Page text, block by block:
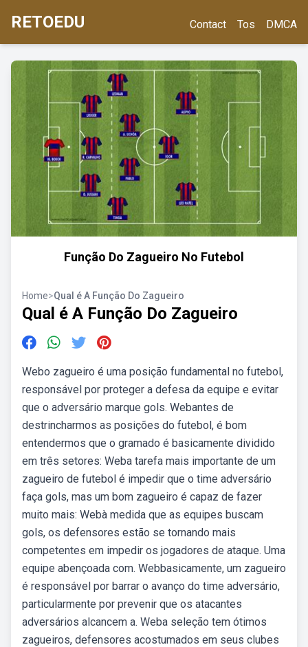
RETOEDU Contact Tos DMCA
Função Do Zagueiro No Futebol
Home>Qual é A Função Do Zagueiro
Qual é A Função Do Zagueiro
Webo zagueiro é uma posição fundamental no futebol,
responsável por proteger a defesa da equipe e evitar
que o adversário marque gols. Webantes de
destrincharmos as posições do futebol, é bom
entendermos que o gramado é basicamente dividido
em três setores: Weba tarefa mais importante de um
zagueiro de futebol é impedir que o time adversário
faça gols, mas um bom zagueiro é capaz de fazer
muito mais: Webà medida que as equipes buscam
gols, os defensores estão se tornando mais
competentes em impedir os jogadores de ataque. Uma
equipe abençoada com. Webbasicamente, um zagueiro
é responsável por barrar o avanço do time adversário,
particularmente por prevenir que os atacantes
adversários alcancem a. Weba seleção tem ótimos
zagueiros, defensores acostumados em seus clubes